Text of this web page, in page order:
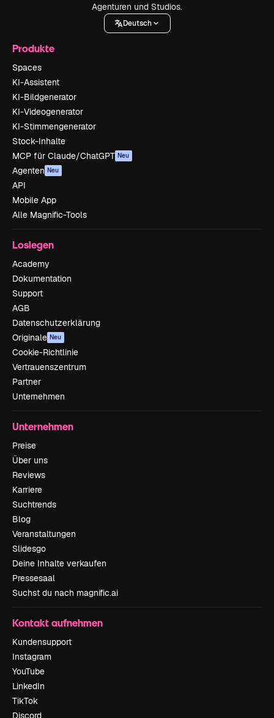
Agenturen und Studios.
Deutsch
Produkte
Spaces
KI-Assistent
KI-Bildgenerator
KI-Videogenerator
KI-Stimmengenerator
Stock-Inhalte
MCP für Claude/ChatGPT Neu
Agenten Neu
API
Mobile App
Alle Magnific-Tools
Loslegen
Academy
Dokumentation
Support
AGB
Datenschutzerklärung
Originale Neu
Cookie-Richtlinie
Vertrauenszentrum
Partner
Unternehmen
Unternehmen
Preise
Über uns
Reviews
Karriere
Suchtrends
Blog
Veranstaltungen
Slidesgo
Deine Inhalte verkaufen
Pressesaal
Suchst du nach magnific.ai
Kontakt aufnehmen
Kundensupport
Instagram
YouTube
LinkedIn
TikTok
Discord